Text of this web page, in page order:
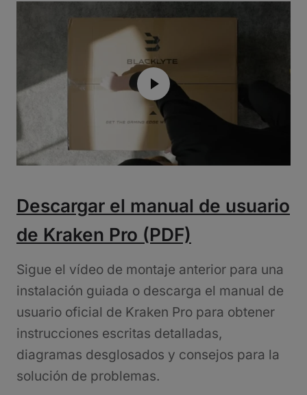
Descargar el manual de usuario
de Kraken Pro (PDF)
Sigue el vídeo de montaje anterior para una
instalación guiada o descarga el manual de
usuario oficial de Kraken Pro para obtener
instrucciones escritas detalladas,
diagramas desglosados y consejos para la
solución de problemas.